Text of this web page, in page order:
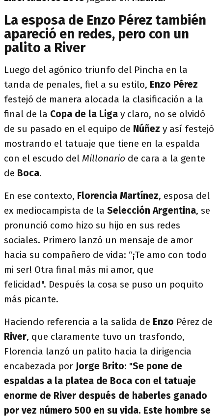
La esposa de Enzo Pérez también
apareció en redes, pero con un
palito a River
Luego del agónico triunfo del Pincha en la
tanda de penales, fiel a su estilo, Enzo Pérez
festejó de manera alocada la clasificación a la
final de la Copa de la Liga y claro, no se olvidó
de su pasado en el equipo de Núñez y así festejó
mostrando el tatuaje que tiene en la espalda
con el escudo del Millonario de cara a la gente
de Boca.
En ese contexto, Florencia Martínez, esposa del
ex mediocampista de la Selección Argentina, se
pronunció como hizo su hijo en sus redes
sociales. Primero lanzó un mensaje de amor
hacia su compañero de vida: “¡Te amo con todo
mi ser! Otra final más mi amor, que
felicidad". Después la cosa se puso un poquito
más picante.
Haciendo referencia a la salida de Enzo Pérez de
River, que claramente tuvo un trasfondo,
Florencia lanzó un palito hacia la dirigencia
encabezada por Jorge Brito: "Se pone de
espaldas a la platea de Boca con el tatuaje
enorme de River después de haberles ganado
por vez número 500 en su vida. Este hombre se